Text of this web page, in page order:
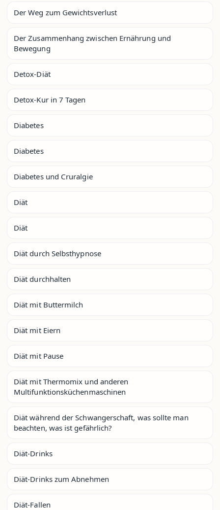
Der Weg zum Gewichtsverlust
Der Zusammenhang zwischen Ernährung und
Bewegung
Detox-Diät
Detox-Kur in 7 Tagen
Diabetes
Diabetes
Diabetes und Cruralgie
Diät
Diät
Diät durch Selbsthypnose
Diät durchhalten
Diät mit Buttermilch
Diät mit Eiern
Diät mit Pause
Diät mit Thermomix und anderen
Multifunktionsküchenmaschinen
Diät während der Schwangerschaft, was sollte man
beachten, was ist gefährlich?
Diät-Drinks
Diät-Drinks zum Abnehmen
Diät-Fallen